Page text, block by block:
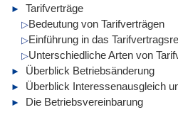
Tarifverträge
Bedeutung von Tarifverträgen
Einführung in das
Unterschiedliche Arten von
Überblick Betriebsänderung
Überblick Interessenausgleich
Die Betriebsvereinbarung